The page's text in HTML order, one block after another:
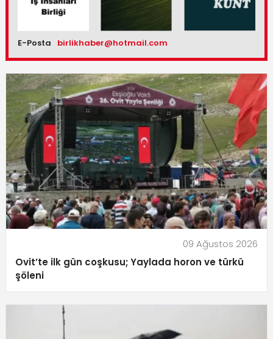
E-Posta birlikhaber@hotmail.com
09 Ağustos 2026
Ovit’te ilk gün coşkusu; Yaylada horon ve türkü
şöleni